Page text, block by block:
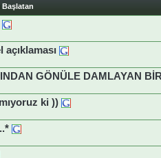
GÖNÜLE DAMLAYAN
ki ))